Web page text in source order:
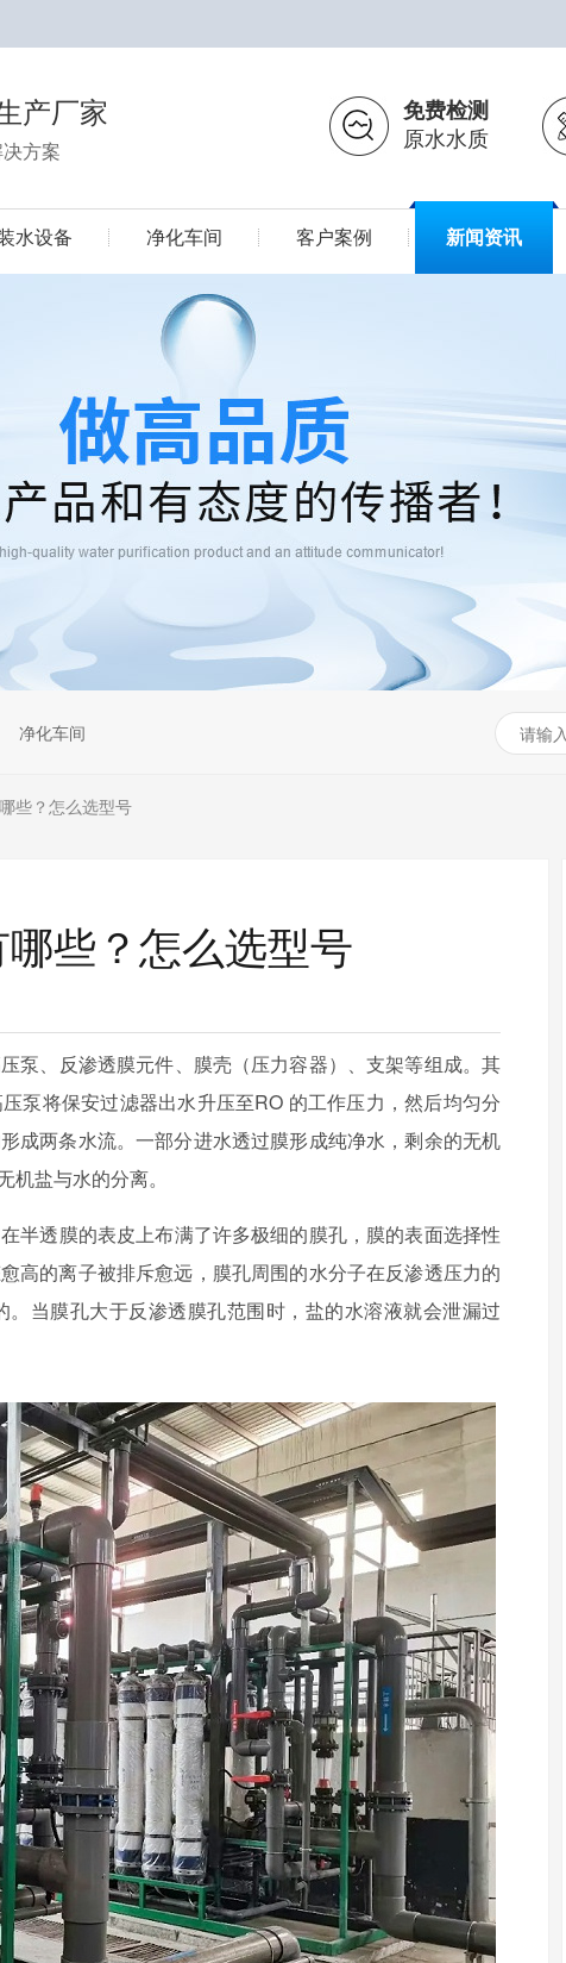
产厂家
方案
免费检测
原水水质
水设备 净化车间 客户案例 新闻资讯
净化车间
些？怎么选型号
些？怎么选型号
泵、反渗透膜元件、膜壳（压力容器）、支架等组成。其
泵将保安过滤器出水升压至RO 的工作压力，然后均匀分
成两条水流。一部分进水透过膜形成纯净水，剩余的无机
盐与水的分离。
半透膜的表皮上布满了许多极细的膜孔，膜的表面选择性
高的离子被排斥愈远，膜孔周围的水分子在反渗透压力的
当膜孔大于反渗透膜孔范围时，盐的水溶液就会泄漏过